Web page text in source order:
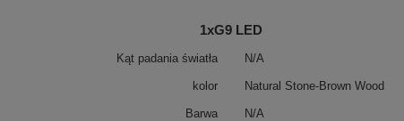
1xG9 LED
Kąt padania światła N/A
kolor Natural Stone-Brown Wood
Barwa N/A